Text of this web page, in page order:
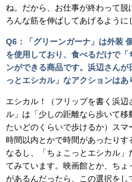
ね。だから、お仕事が終わって
ろんな筋を伸ばしてあげるように
Q6：「グリーンガーナ」は外装
を使用しており、食べるだけで
ンができる商品です。浜辺さん
っとエシカル」なアクションはあ
エシカル！（フリップを書く浜
ル」は「少しの距離なら歩いて
たいどのくらいで歩けるか）ス
時間以内とかで時間があったり
なるし、「ちょこっとエシカル
てみています。映画館とか、ち
があるんだったら、この選択を